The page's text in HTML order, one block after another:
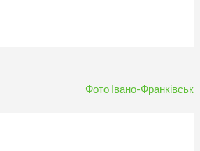
Фото Івано-Франківськ